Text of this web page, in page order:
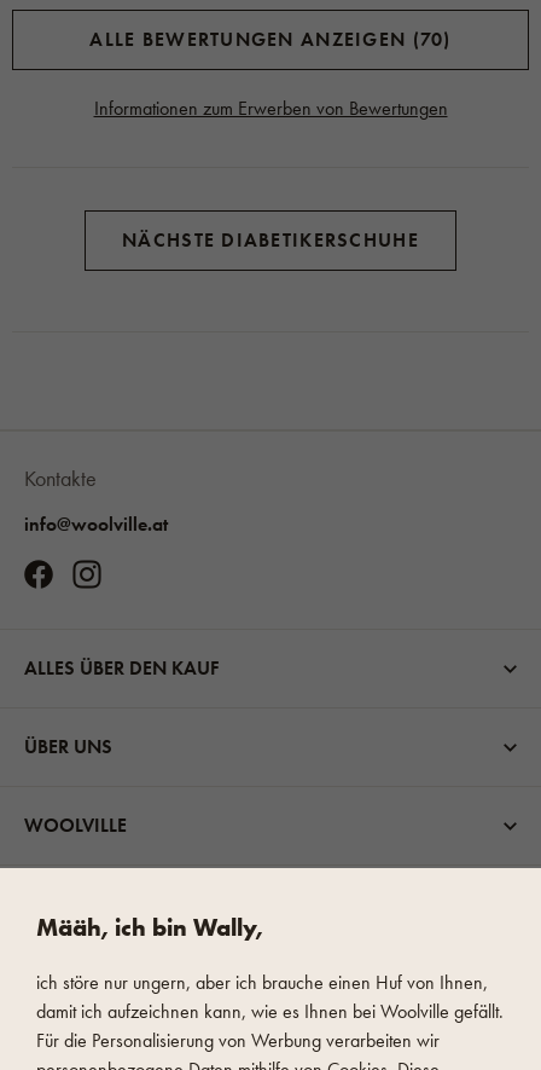
ALLE BEWERTUNGEN ANZEIGEN (70)
Informationen zum Erwerben von Bewertungen
NÄCHSTE DIABETIKERSCHUHE
Kontakte
info@woolville.at
ALLES ÜBER DEN KAUF
ÜBER UNS
WOOLVILLE
Määh, ich bin Wally,
ich störe nur ungern, aber ich brauche einen Huf von Ihnen,
damit ich aufzeichnen kann, wie es Ihnen bei Woolville gefällt.
Für die Personalisierung von Werbung verarbeiten wir